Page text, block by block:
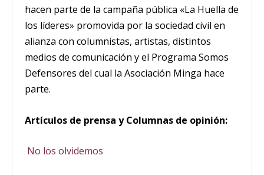
hacen parte de la campaña pública «La Huella de
los líderes» promovida por la sociedad civil en
alianza con columnistas, artistas, distintos
medios de comunicación y el Programa Somos
Defensores del cual la Asociación Minga hace
parte.
Artículos de prensa y Columnas de opinión:
No los olvidemos